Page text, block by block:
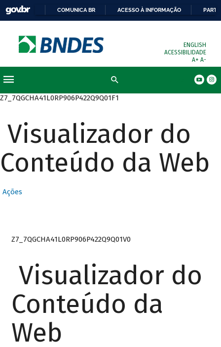
COMUNICA BR ACESSO À INFORMAÇÃO
ENGLISH
ACESSIBILIDADE
A+ A-
Z7_7QGCHA41L0RP906P422Q9Q01F1
Visualizador do
Conteúdo da Web
Ações
Z7_7QGCHA41L0RP906P422Q9Q01V0
Visualizador do
Conteúdo da
Web